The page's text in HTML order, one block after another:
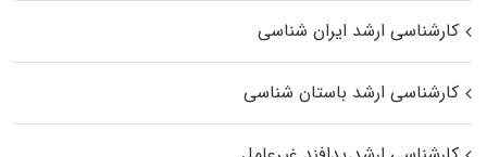
کارشناسی ارشد ایران شناسی
کارشناسی ارشد باستان شناسی